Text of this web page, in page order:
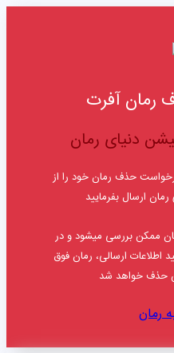
رمان آفرت
دنیای رمان
درخواست حذف رمان خود را از
ارسال بفرمایید
ممکن بررسی میشود و در
اطلاعات ارسالی، رمان فوق
رمان